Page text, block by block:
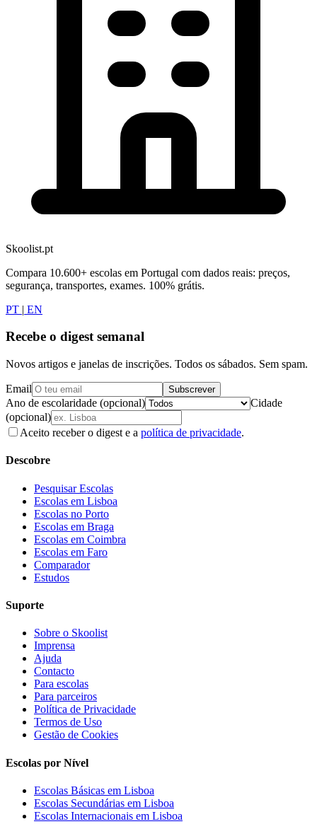
Skoolist.pt
Compara 10.600+ escolas em Portugal com dados reais: preços,
segurança, transportes, exames. 100% grátis.
PT | EN
Recebe o digest semanal
Novos artigos e janelas de inscrições. Todos os sábados. Sem spam.
Email Subscrever
Ano de escolaridade (opcional)
Cidade
(opcional)
Aceito receber o digest e a política de privacidade.
Descobre
Pesquisar Escolas
Escolas em Lisboa
Escolas no Porto
Escolas em Braga
Escolas em Coimbra
Escolas em Faro
Comparador
Estudos
Suporte
Sobre o Skoolist
Imprensa
Ajuda
Contacto
Para escolas
Para parceiros
Política de Privacidade
Termos de Uso
Gestão de Cookies
Escolas por Nível
Escolas Básicas em Lisboa
Escolas Secundárias em Lisboa
Escolas Internacionais em Lisboa